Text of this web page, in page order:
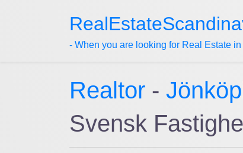
- When you are looking for Real Estate
Realtor -
Svensk